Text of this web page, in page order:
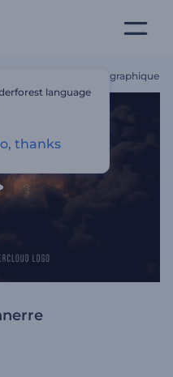
- Tonnerre Cinématographique
language
thanks